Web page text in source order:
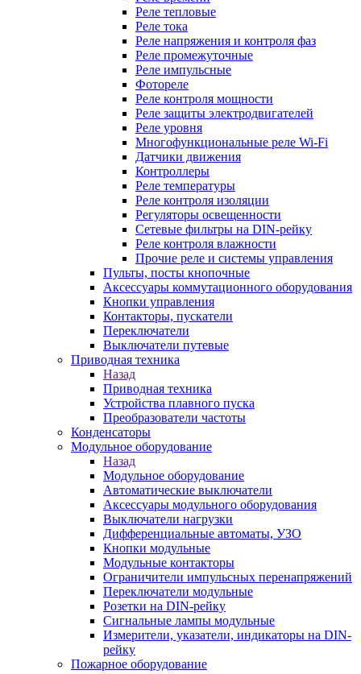
Реле тепловые
Реле тока
Реле напряжения и контроля фаз
Реле промежуточные
Реле импульсные
Фотореле
Реле контроля мощности
Реле защиты электродвигателей
Реле уровня
Многофункциональные реле Wi-Fi
Датчики движения
Контроллеры
Реле температуры
Реле контроля изоляции
Регуляторы освещенности
Сетевые фильтры на DIN-рейку
Реле контроля влажности
Прочие реле и системы управления
Пульты, посты кнопочные
Аксессуары коммутационного оборудования
Кнопки управления
Контакторы, пускатели
Переключатели
Выключатели путевые
Приводная техника
Назад
Приводная техника
Устройства плавного пуска
Преобразователи частоты
Конденсаторы
Модульное оборудование
Назад
Модульное оборудование
Автоматические выключатели
Аксессуары модульного оборудования
Выключатели нагрузки
Дифференциальные автоматы, УЗО
Кнопки модульные
Модульные контакторы
Ограничители импульсных перенапряжений
Переключатели модульные
Розетки на DIN-рейку
Сигнальные лампы модульные
Измерители, указатели, индикаторы на DIN-
рейку
Пожарное оборудование